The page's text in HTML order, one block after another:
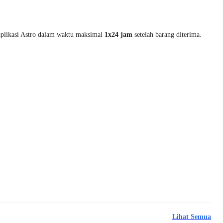
Astro dalam waktu maksimal 1x24 jam setelah barang diterima.
Lihat Semua